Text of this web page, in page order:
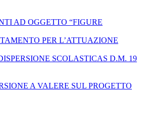
AD OGGETTO “FIGURE
PER L’ATTUAZIONE
SCOLASTICAS D.M. 19
A VALERE SUL PROGETTO